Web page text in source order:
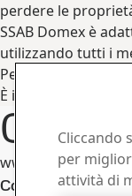
perdere le
SSAB Domex è
utilizzando tutti i
Per informazioni
È indispensabile
www.ssab.com/
Contatto SSAB
Cliccando
per
attività di